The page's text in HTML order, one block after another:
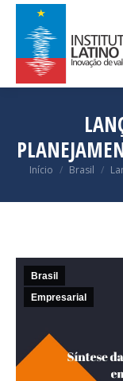
Você está aqui:
Início Brasil
Brasil
Empresarial